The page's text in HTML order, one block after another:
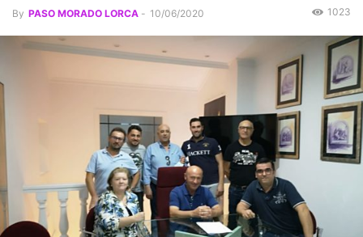
By PASO MORADO LORCA - 10/06/2020 1023